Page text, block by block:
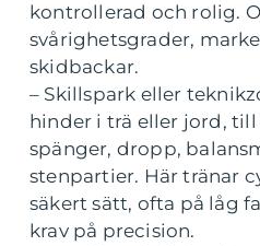
kontrollerad och rolig.
svårighetsgrader,
skidbackar.
– Skillspark eller
hinder i trä eller jord, till
spänger, dropp,
stenpartier. Här tränar
säkert sätt, ofta på låg
krav på precision.